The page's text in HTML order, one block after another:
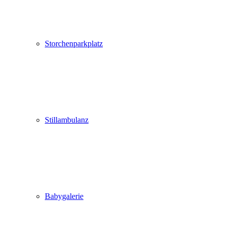
Storchenparkplatz
Stillambulanz
Babygalerie